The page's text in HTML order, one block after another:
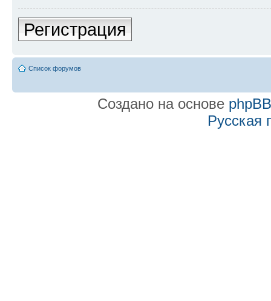
Регистрация
Список форумов
Создано на основе phpBB
Русская